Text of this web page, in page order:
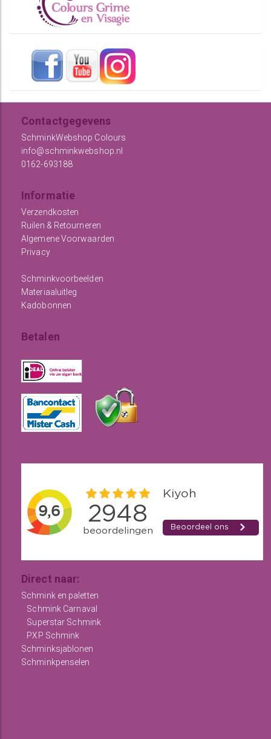
Contactgegevens
SchminkWebshop Colours
info@schminkwebshop.nl
0162-693188
Informatie
Verzendkosten
Ruilen & Retourneren
Algemene Voorwaarden
Privacy
Schminkvoorbeelden
Materiaaluitleg
Kadobonnen
Betalen
Direct naar:
Schmink en paletten
Schmink Carnaval
Superstar Schmink
PXP Schmink
Schminksjablonen
Schminkpenselen